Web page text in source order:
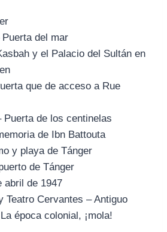
del mar
y el Palacio del Sultán en
que de acceso a Rue
Puerta de los centinelas
de Ibn Battouta
y playa de Tánger
de Tánger
abril de 1947
Teatro Cervantes – Antiguo
época colonial, ¡mola!